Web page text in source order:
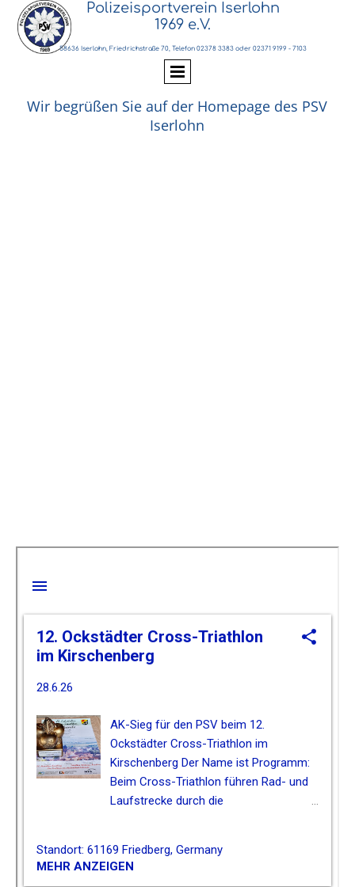
Polizeisportverein Iserlohn
1969 e.V.
58636 Iserlohn, Friedrichstraße 70, Telefon 02378 3383 oder 02371 9199 - 7103
Wir begrüßen Sie auf der Homepage des PSV
Iserlohn